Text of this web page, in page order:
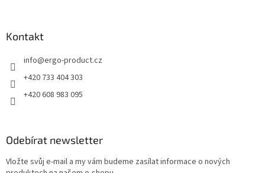
Kontakt
info@ergo-product.cz
+420 733 404 303
+420 608 983 095
Odebírat newsletter
Vložte svůj e-mail a my vám budeme zasílat informace o nových